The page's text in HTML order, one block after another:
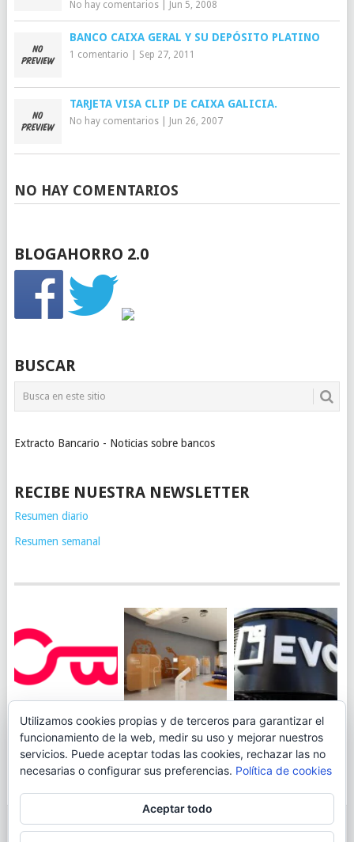
No hay comentarios| Jun 5, 2008
BANCO CAIXA GERAL Y SU DEPÓSITO PLATINO
1 comentario Sep 27, 2011
TARJETA VISA CLIP DE CAIXA GALICIA.
No hay comentarios| Jun 26, 2007
NO HAY COMENTARIOS
BLOGAHORRO 2.0
BUSCAR
Extracto Bancario - Noticias sobre bancos
RECIBE NUESTRA NEWSLETTER
Resumen diario
Resumen semanal
JUEGA AL
CANICÓDROMO
DIGITAL DE
OPENBANK
ING TOCA SUELO EN
LA RENTABILIDAD
DE SU CUENTA
NARANJA: 0,01% TAE
EVO BANK
PERMITIRÁ
INGRESAR DINERO
DESDE LAS OFICINAS
© 2026BLOGAHORRO.
Utilizamos cookies propias y de terceros para garantizar el
funcionamiento de la web, medir su uso y mejorar nuestros
servicios. Puede aceptar todas las cookies, rechazar las no
necesarias o configurar sus preferencias. Política de cookies
Aceptar todo